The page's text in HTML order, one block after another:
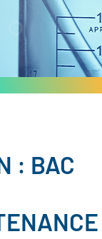
: BAC